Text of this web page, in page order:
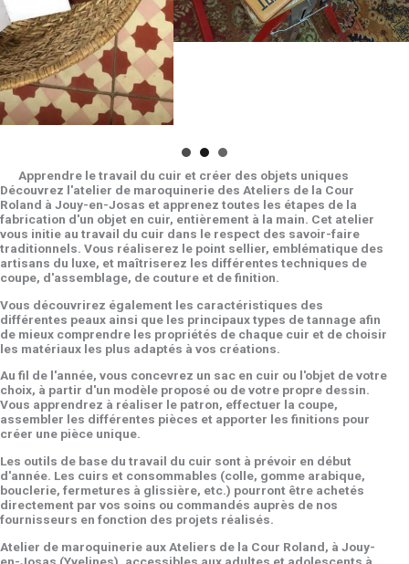
Découvrez l'atelier de maroquinerie des Ateliers de la Cour
Roland à Jouy-en-Josas et apprenez toutes les étapes de la
fabrication d'un objet en cuir, entièrement à la main. Cet atelier
vous initie au travail du cuir dans le respect des savoir-faire
traditionnels. Vous réaliserez le point sellier, emblématique des
artisans du luxe, et maîtriserez les différentes techniques de
coupe, d'assemblage, de couture et de finition.
Vous découvrirez également les caractéristiques des
différentes peaux ainsi que les principaux types de tannage afin
de mieux comprendre les propriétés de chaque cuir et de choisir
les matériaux les plus adaptés à vos créations.
Au fil de l'année, vous concevrez un sac en cuir ou l'objet de votre
choix, à partir d'un modèle proposé ou de votre propre dessin.
Vous apprendrez à réaliser le patron, effectuer la coupe,
assembler les différentes pièces et apporter les finitions pour
créer une pièce unique.
Les outils de base du travail du cuir sont à prévoir en début
d'année. Les cuirs et consommables (colle, gomme arabique,
bouclerie, fermetures à glissière, etc.) pourront être achetés
directement par vos soins ou commandés auprès de nos
fournisseurs en fonction des projets réalisés.
Atelier de maroquinerie aux Ateliers de la Cour Roland, à Jouy-
en-Josas (Yvelines), accessibles aux adultes et adolescents à
partir de 16 ans souhaitant découvrir ou approfondir les
techniques traditionnelles du travail du cuir.